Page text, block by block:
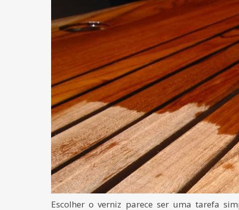
Escolher o verniz parece ser uma tarefa